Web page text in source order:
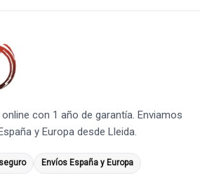
con 1 año de garantía. Enviamos
y Europa desde Lleida.
Envíos España y Europa